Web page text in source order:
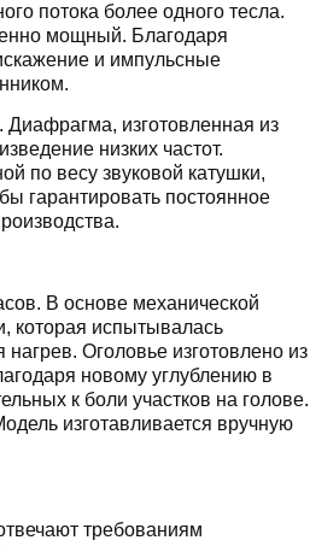
потока более одного тесла.
мощный. Благодаря
и импульсные
Диафрагма, изготовленная из
низких частот.
по весу звуковой катушки,
гарантировать постоянное
В основе механической
которая испытывалась
Оголовье изготовлено из
новому углублению в
к боли участков на голове.
изготавливается вручную
требованиям